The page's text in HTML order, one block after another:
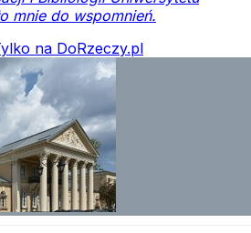
mnie do wspomnień.
na DoRzeczy.pl